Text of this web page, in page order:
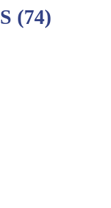
(74)